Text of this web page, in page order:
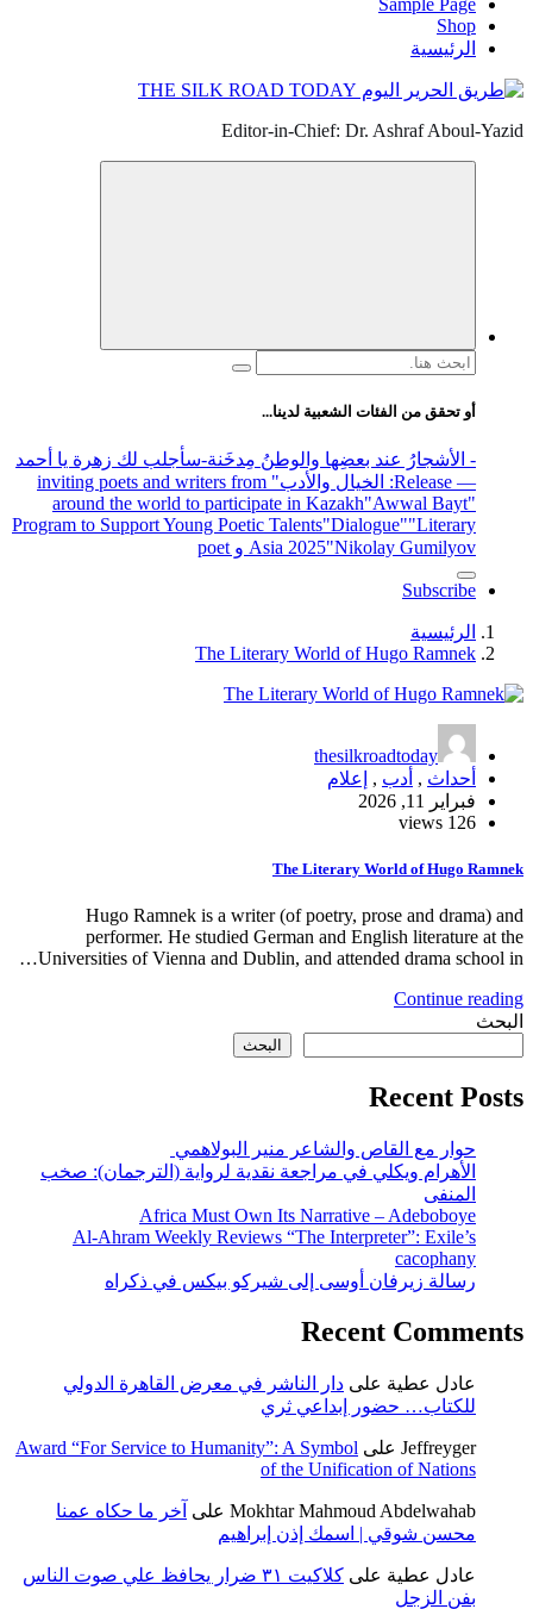
Sample Page
Shop
الرئيسية
Editor-in-Chief: Dr. Ashraf Aboul-Yazid
البحث
أو تحقق من الفئات الشعبية لدينا...
- الأشجارُ عند بعضِها والوطنُ مِدخَنة-سأجلب لك زهرة يا أحمد
— Release
: الخيال والأدب
" inviting poets and writers from
around the world to participate in Kazakh"Awwal Bayt"
Program to Support Young Poetic Talents"Dialogue""Literary
Asia 2025"Nikolay Gumilyov و poet
Subscribe
الرئيسية
The Literary World of Hugo Ramnek
thesilkroadtoday
أحداث , أدب ,
إعلام
فبراير 11, 2026
126 views
The Literary World of Hugo Ramnek
Hugo Ramnek is a writer (of poetry, prose and drama) and
performer. He studied German and English literature at the
Universities of Vienna and Dublin, and attended drama school in…
Continue reading
البحث
البحث
Recent Posts
حوار مع القاص والشاعر منير البولاهمي
الأهرام ويكلي في مراجعة نقدية لرواية (الترجمان): صخب
المنفى
Africa Must Own Its Narrative – Adeboboye
Al-Ahram Weekly Reviews “The Interpreter”: Exile’s
cacophany
رسالة زيرفان أوسى إلى شيركو بيكس في ذكراه
Recent Comments
عادل عطية على دار الناشر في معرض القاهرة الدولي
للكتاب… حضور إبداعي ثري
Jeffreyger على Award “For Service to Humanity”: A Symbol
of the Unification of Nations
Mokhtar Mahmoud Abdelwahab على آخر ما حكاه عمنا
محسن شوقي | اسمك إذن إبراهيم
عادل عطية على
كلاكيت ٣١ ضرار يحافظ علي صوت الناس
بفن الزجل